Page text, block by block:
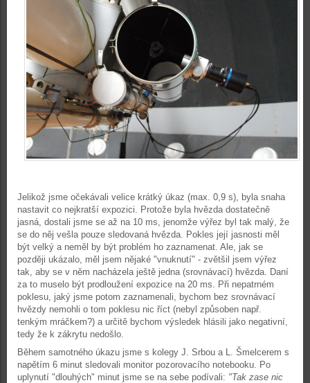
Jelikož jsme očekávali velice krátký úkaz (max. 0,9 s), byla snaha
nastavit co nejkratší expozici. Protože byla hvězda dostatečně
jasná, dostali jsme se až na 10 ms, jenomže výřez byl tak malý, že
se do něj vešla pouze sledovaná hvězda. Pokles její jasnosti měl
být velký a neměl by být problém ho zaznamenat. Ale, jak se
později ukázalo, měl jsem nějaké "vnuknutí" - zvětšil jsem výřez
tak, aby se v něm nacházela ještě jedna (srovnávací) hvězda. Daní
za to muselo být prodloužení expozice na 20 ms. Při nepatrném
poklesu, jaký jsme potom zaznamenali, bychom bez srovnávací
hvězdy nemohli o tom poklesu nic říct (nebyl způsoben např.
tenkým mráčkem?) a určitě bychom výsledek hlásili jako negativní,
tedy že k zákrytu nedošlo.
Během samotného úkazu jsme s kolegy J. Srbou a L. Šmelcerem s
napětím 6 minut sledovali monitor pozorovacího notebooku. Po
uplynutí "dlouhých" minut jsme se na sebe podívali: "Tak zase nic